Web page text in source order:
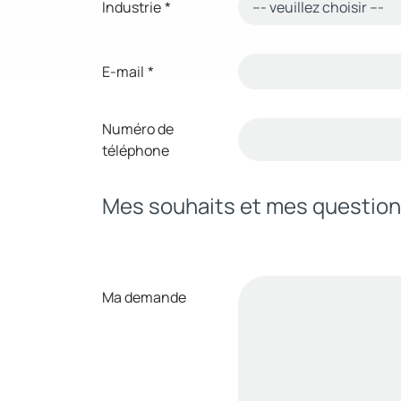
Industrie*
E-mail *
Numéro de
téléphone
Mes souhaits et mes
Ma demande